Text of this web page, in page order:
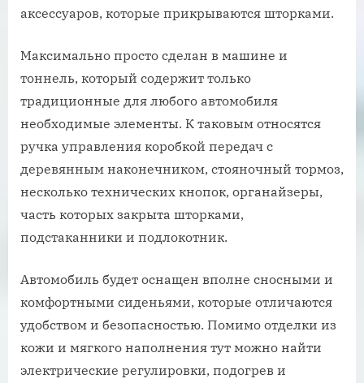
аксессуаров, которые прикрываются шторками.
Максимально просто сделан в машине и
тоннель, который содержит только
традиционные для любого автомобиля
необходимые элементы. К таковым относятся
ручка управления коробкой передач с
деревянным наконечником, стояночный тормоз,
несколько технических кнопок, органайзеры,
часть которых закрыта шторками,
подстаканники и подлокотник.
Автомобиль будет оснащен вполне сносными и
комфортными сиденьями, которые отличаются
удобством и безопасностью. Помимо отделки из
кожи и мягкого наполнения тут можно найти
электрические регулировки, подогрев и